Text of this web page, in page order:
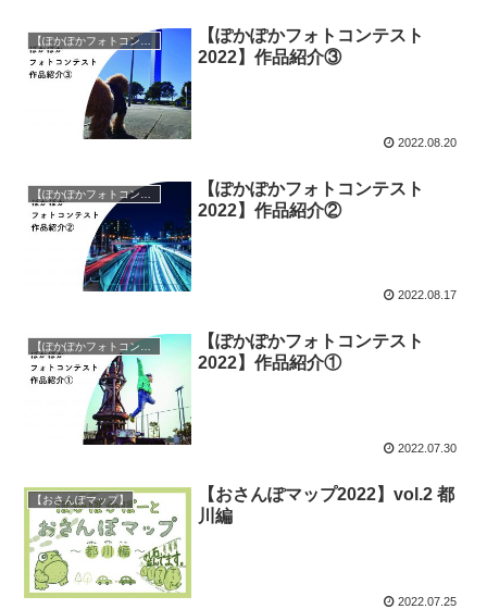
【ぽかぽかフォトコンテスト
2022】作品紹介③
2022.08.20
【ぽかぽかフォトコンテスト
2022】作品紹介②
2022.08.17
【ぽかぽかフォトコンテスト】
【ぽかぽかフォトコンテスト
2022】作品紹介①
2022.07.30
【おさんぽマップ】
【おさんぽマップ2022】vol.2 都
川編
2022.07.25